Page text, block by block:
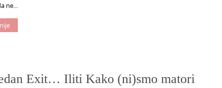
ne...
Exit… Iliti Kako (ni)smo matori